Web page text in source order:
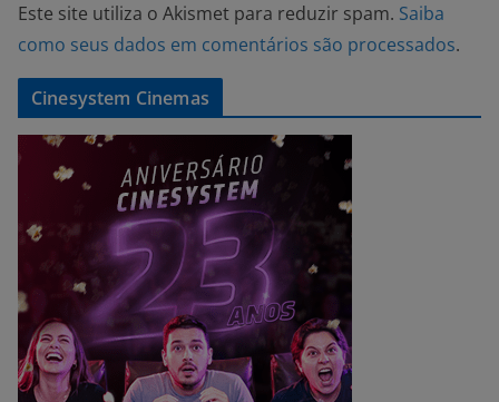
Este site utiliza o Akismet para reduzir spam. Saiba
como seus dados em comentários são processados.
Cinesystem Cinemas